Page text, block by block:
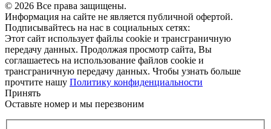
© 2026 Все права защищены.
Информация на сайте не является публичной офертой.
Подписывайтесь на нас в социальных сетях:
Этот сайт использует файлы cookie и трансграничную
передачу данных. Продолжая просмотр сайта, Вы
соглашаетесь на использование файлов cookie и
трансграничную передачу данных. Чтобы узнать больше
прочтите нашу Политику конфиденциальности
Принять
Оставьте номер и мы перезвоним